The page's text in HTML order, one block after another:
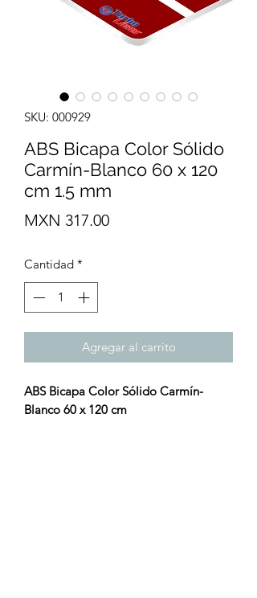
SKU: 000929
ABS Bicapa Color Sólido
Carmín-Blanco 60 x 120
cm 1.5 mm
MXN 317.00Precio
Cantidad *
Agregar al carrito
ABS Bicapa Color Sólido Carmín-
Blanco 60 x 120 cm